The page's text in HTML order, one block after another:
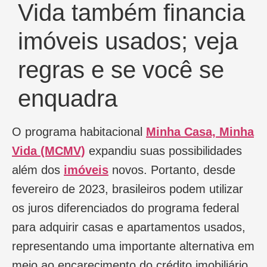
Vida também financia
imóveis usados; veja
regras e se você se
enquadra
O programa habitacional Minha Casa, Minha
Vida (MCMV) expandiu suas possibilidades
além dos imóveis novos. Portanto, desde
fevereiro de 2023, brasileiros podem utilizar
os juros diferenciados do programa federal
para adquirir casas e apartamentos usados,
representando uma importante alternativa em